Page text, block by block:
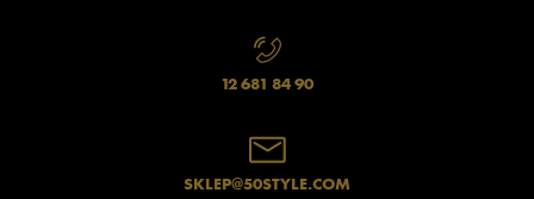
12 681 84 90
SKLEP@50STYLE.COM